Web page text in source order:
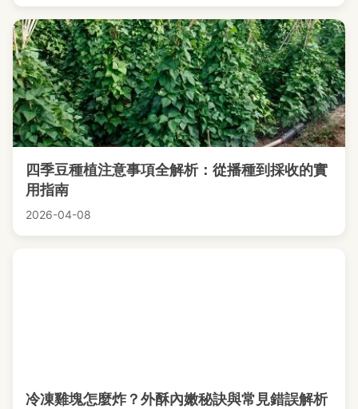
四季豆種植注意事項全解析：從播種到採收的實
用指南
2026-04-08
冷凍雞塊怎麼炸？外酥內嫩秘訣與常見錯誤解析